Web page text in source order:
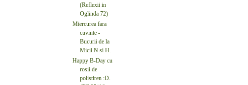
(Reflexii in
Oglinda 72)
Miercurea fara
cuvinte -
Bucurii de la
Micii N si H.
Happy B-Day cu
rosii de
polistiren :D.